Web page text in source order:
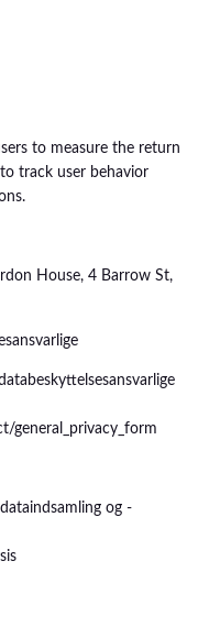
to measure the return
track user behavior
House, 4 Barrow St,
general_privacy_form
og -